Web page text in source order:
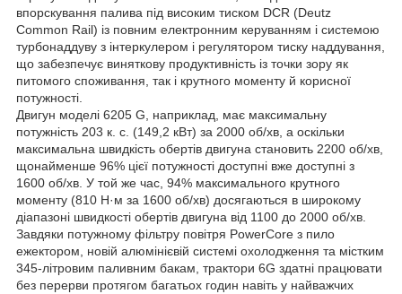
впорскування палива під високим тиском DCR (Deutz
Common Rail) із повним електронним керуванням і системою
турбонаддуву з інтеркулером і регулятором тиску наддування,
що забезпечує виняткову продуктивність із точки зору як
питомого споживання, так і крутного моменту й корисної
потужності.
Двигун моделі 6205 G, наприклад, має максимальну
потужність 203 к. с. (149,2 кВт) за 2000 об/хв, а оскільки
максимальна швидкість обертів двигуна становить 2200 об/хв,
щонайменше 96% цієї потужності доступні вже доступні з
1600 об/хв. У той же час, 94% максимального крутного
моменту (810 Н·м за 1600 об/хв) досягаються в широкому
діапазоні швидкості обертів двигуна від 1100 до 2000 об/хв.
Завдяки потужному фільтру повітря PowerCore з пило
ежектором, новій алюмінієвій системі охолодження та містким
345-літровим паливним бакам, трактори 6G здатні працювати
без перерви протягом багатьох годин навіть у найважчих